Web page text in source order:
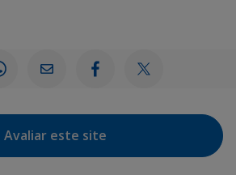
Avaliar este site